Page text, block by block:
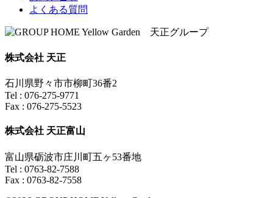
よくある質問
株式会社 天正
石川県野々市市柳町36番2
Tel : 076-275-9771
Fax : 076-275-5523
株式会社 天正富山
富山県砺波市庄川町五ヶ53番地
Tel : 0763-82-7588
Fax : 0763-82-7558